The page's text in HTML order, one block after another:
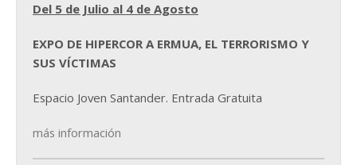
Del 5 de Julio al 4 de Agosto
EXPO DE HIPERCOR A ERMUA, EL TERRORISMO Y
SUS VÍCTIMAS
Espacio Joven Santander. Entrada Gratuita
más información